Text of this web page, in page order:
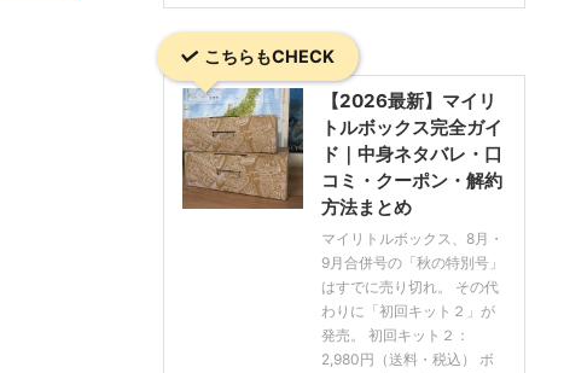
こちらもCHECK
【2026最新】マイリ
トルボックス完全ガイ
ド｜中身ネタバレ・口
コミ・クーポン・解約
方法まとめ
マイリトルボックス、8月・
9月合併号の「秋の特別号」
はすでに売り切れ。 その代
わりに「初回キット２」が
発売。 初回キット２：
2,980円（送料・税込） ボ